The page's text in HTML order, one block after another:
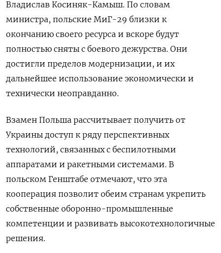
Владислав Косиняк-Камыш. По словам
министра, польские МиГ-29 близки к
окончанию своего ресурса и вскоре будут
полностью сняты с боевого дежурства. Они
достигли пределов модернизации, и их
дальнейшее использование экономически и
технически неоправданно.
Взамен Польша рассчитывает получить от
Украины доступ к ряду перспективных
технологий, связанных с беспилотными
аппаратами и ракетными системами. В
польском Генштабе отмечают, что эта
кооперация позволит обеим странам укрепить
собственные оборонно-промышленные
компетенции и развивать высокотехнологичные
решения.